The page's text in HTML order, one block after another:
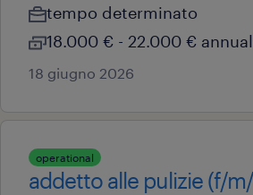
tempo determinato
18.000 € - 22.000 €
18 giugno 2026
operational
addetto alle pulizie (f/